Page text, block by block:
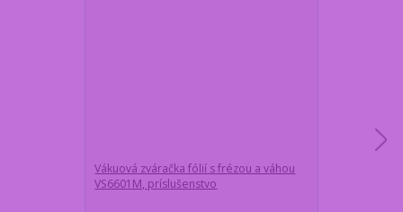
Vákuová zváračka fólií s frézou a váhou
VS6601M, príslušenstvo